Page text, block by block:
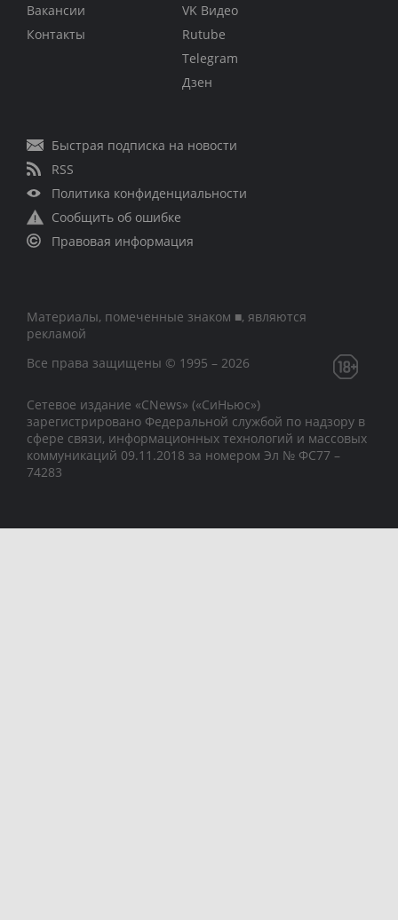
Вакансии
Контакты
VK Видео
Rutube
Telegram
Дзен
Быстрая подписка на новости
RSS
Политика конфиденциальности
Сообщить об ошибке
Правовая информация
Материалы, помеченные знаком ■, являются
рекламой
Все права защищены © 1995 – 2026
Сетевое издание «CNews» («СиНьюс»)
зарегистрировано Федеральной службой по надзору в
сфере связи, информационных технологий и массовых
коммуникаций 09.11.2018 за номером Эл № ФС77 –
74283